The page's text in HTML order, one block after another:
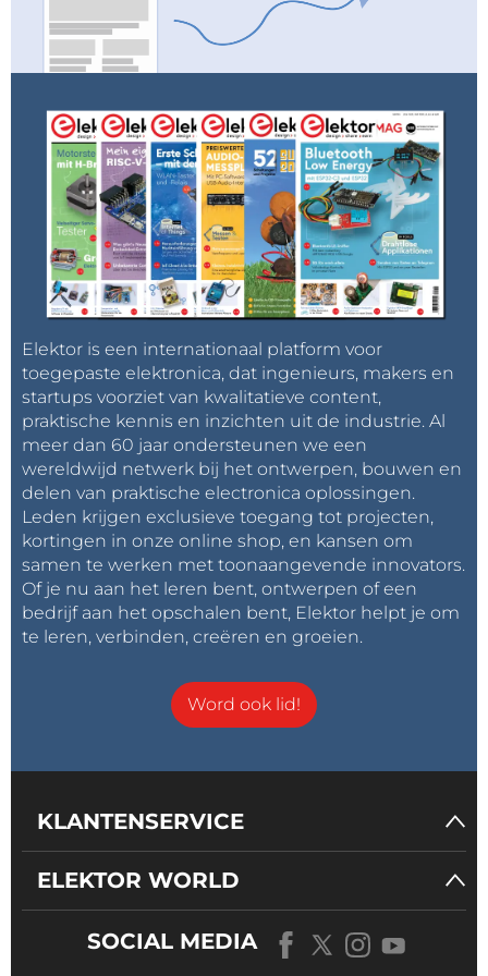
grootste namen en het uitgebreidste netwerk.
State-of-the-Art Technologie – Hier laten de
zien, kun je hands-on demonstraties bijwonen
en diep-inhoudelijk praten met de industriële
experts.
Technische Workshops – Krijg uit de eerste
hand technische adviezen van bedrijven die de
wereld de toekomst in leiden.
MicroApps – Woon het jaarlijkse Europese
Microgolf Week Microwave Application Seminar
bij, met intrigerende presentaties over
toegepaste microgolftechniek.
Ga naarwww.eumweek.com om je te registreren
voor de GRATIS beurs!
Elektor is een internationaal platform voor
toegepaste elektronica, dat ingenieurs, makers en
startups voorziet van kwalitatieve content,
praktische kennis en inzichten uit de industrie. Al
meer dan 60 jaar ondersteunen we een
wereldwijd netwerk bij het ontwerpen, bouwen en
delen van praktische electronica oplossingen.
Leden krijgen exclusieve toegang tot projecten,
kortingen in onze online shop, en kansen om
samen te werken met toonaangevende innovators.
Of je nu aan het leren bent, ontwerpen of een
bedrijf aan het opschalen bent, Elektor helpt je om
te leren, verbinden, creëren en groeien.
Word ook lid!
KLANTENSERVICE
ELEKTOR WORLD
SOCIAL MEDIA